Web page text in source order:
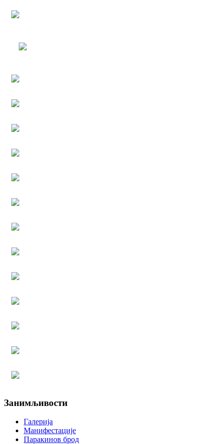
Занимљивости
Галерија
Манифестације
Паракинов брод